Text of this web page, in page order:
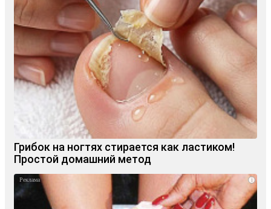
Грибок на ногтях стирается как ластиком!
Простой домашний метод
i